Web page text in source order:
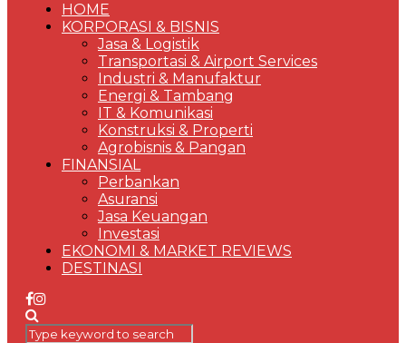
HOME
KORPORASI & BISNIS
Jasa & Logistik
Transportasi & Airport Services
Industri & Manufaktur
Energi & Tambang
IT & Komunikasi
Konstruksi & Properti
Agrobisnis & Pangan
FINANSIAL
Perbankan
Asuransi
Jasa Keuangan
Investasi
EKONOMI & MARKET REVIEWS
DESTINASI